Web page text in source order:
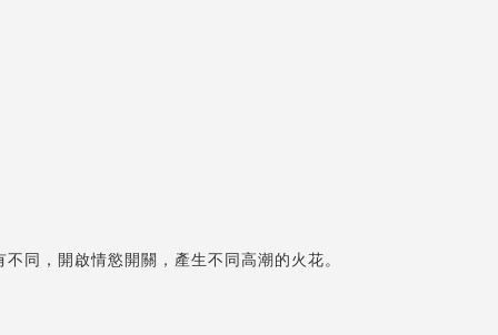
同，開啟情慾開關，產生不同高潮的火花。